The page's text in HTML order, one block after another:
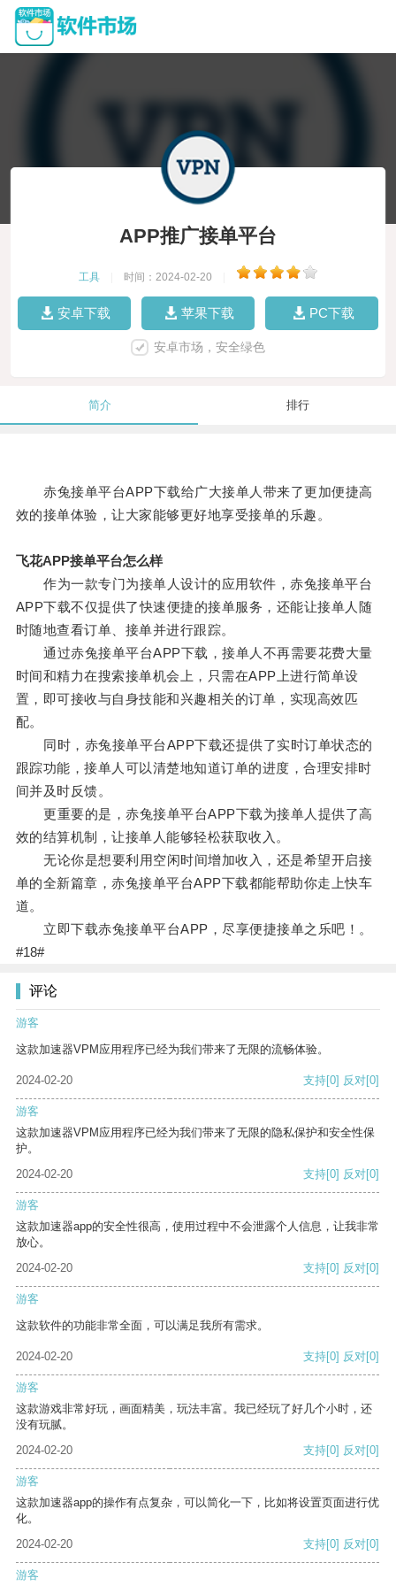
APP推广接单平台
工具 时间：2024-02-20
安卓下载 苹果下载 PC下载
安卓市场，安全绿色
简介 排行
赤兔接单平台APP下载给广大接单人带来了更加便捷高
效的接单体验，让大家能够更好地享受接单的乐趣。
飞花APP接单平台怎么样
作为一款专门为接单人设计的应用软件，赤兔接单平台
APP下载不仅提供了快速便捷的接单服务，还能让接单人随
时随地查看订单、接单并进行跟踪。
通过赤兔接单平台APP下载，接单人不再需要花费大量
时间和精力在搜索接单机会上，只需在APP上进行简单设
置，即可接收与自身技能和兴趣相关的订单，实现高效匹
配。
同时，赤兔接单平台APP下载还提供了实时订单状态的
跟踪功能，接单人可以清楚地知道订单的进度，合理安排时
间并及时反馈。
更重要的是，赤兔接单平台APP下载为接单人提供了高
效的结算机制，让接单人能够轻松获取收入。
无论你是想要利用空闲时间增加收入，还是希望开启接
单的全新篇章，赤兔接单平台APP下载都能帮助你走上快车
道。
立即下载赤兔接单平台APP，尽享便捷接单之乐吧！。
#18#
评论
游客
这款加速器VPM应用程序已经为我们带来了无限的流畅体验。
2024-02-20 支持[0] 反对[0]
游客
这款加速器VPM应用程序已经为我们带来了无限的隐私保护和安全性保
护。
2024-02-20
支持[0] 反对[0]
游客
这款加速器app的安全性很高，使用过程中不会泄露个人信息，让我非常
放心。
2024-02-20
支持[0] 反对[0]
游客
这款软件的功能非常全面，可以满足我所有需求。
2024-02-20 支持[0] 反对[0]
游客
这款游戏非常好玩，画面精美，玩法丰富。我已经玩了好几个小时，还
没有玩腻。
2024-02-20
支持[0] 反对[0]
游客
这款加速器app的操作有点复杂，可以简化一下，比如将设置页面进行优
化。
2024-02-20
支持[0] 反对[0]
游客